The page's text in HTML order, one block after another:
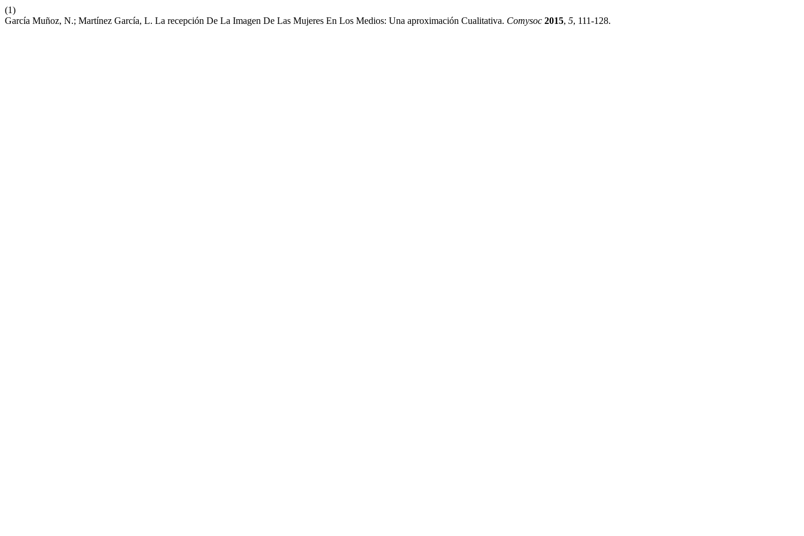
(1)
García Muñoz, N.; Martínez García, L. La recepción De La Imagen De Las Mujeres En Los Medios: Una aproximación Cualitativa. Comysoc 2015, 5, 111-128.